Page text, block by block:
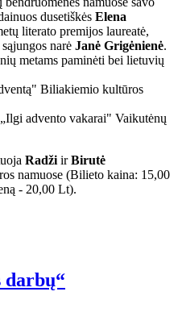
dusetiškės Elena
literato premijos laureatė,
narė Janė Grigėnienė.
metams paminėti bei lietuvių
Biliakiemio kultūros
advento vakarai" Vaikutėnų
Radži irBirutė
namuose (Bilieto kaina: 15,00
- 20,00 Lt).
darbų“